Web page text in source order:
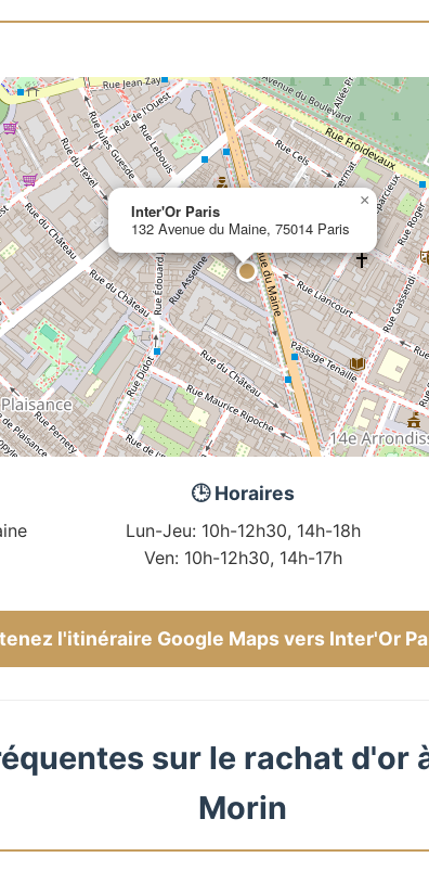
Inter'Or Paris
132 Avenue du Maine, 75014 Paris
×
🕒 Horaires
Lun-Jeu: 10h-12h30, 14h-18h
Ven: 10h-12h30, 14h-17h
l'itinéraire Google Maps vers Inter'Or
sur le rachat d'or
Morin